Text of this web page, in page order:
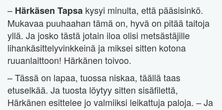
– Härkäsen Tapsa kysyi minulta, että pääsisinkö.
Mukavaa puuhaahan tämä on, hyvä on pitää taitoja
yllä. Ja josko tästä jotain iloa olisi metsästäjille
lihankäsittelyvinkkeinä ja miksei sitten kotona
ruuanlaittoon! Härkänen toivoo.
– Tässä on lapaa, tuossa niskaa, täällä taas
etuselkää. Ja tuosta löytyy sitten sisäfilettä,
Härkänen esittelee jo valmiiksi leikattuja paloja. – Ja